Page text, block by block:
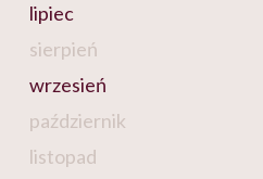
lipiec
sierpień
wrzesień
październik
listopad